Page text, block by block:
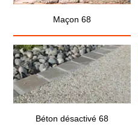
Maçon 68
Béton désactivé 68